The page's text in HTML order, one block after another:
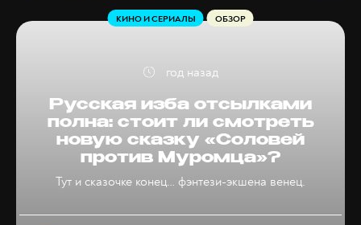
Русская изба отсылками
полна: стоит ли смотреть
новую сказку «Соловей
против Муромца»?
Тут и сказочке конец… фэнтези-экшена венец.
КИНО И СЕРИАЛЫ ОБЗОР
год назад